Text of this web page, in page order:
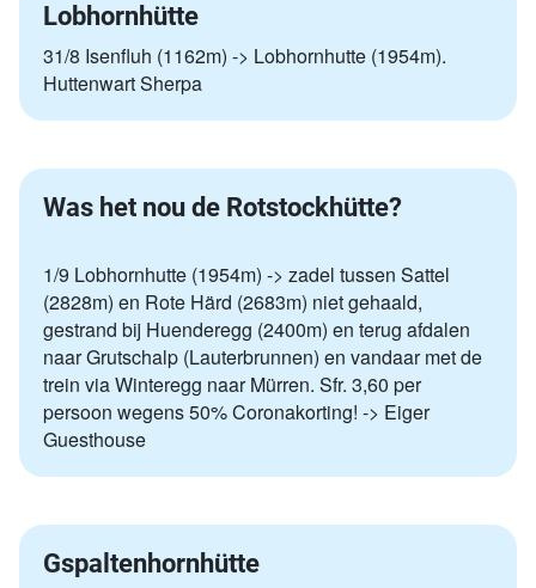
Lobhornhütte
31/8 Isenfluh (1162m) -> Lobhornhutte (1954m).
Huttenwart Sherpa
Was het nou de Rotstockhütte?
1/9 Lobhornhutte (1954m) -> zadel tussen Sattel
(2828m) en Rote Härd (2683m) niet gehaald,
gestrand bij Huenderegg (2400m) en terug afdalen
naar Grutschalp (Lauterbrunnen) en vandaar met de
trein via Winteregg naar Mürren. Sfr. 3,60 per
persoon wegens 50% Coronakorting! -> Eiger
Guesthouse
Gspaltenhornhütte